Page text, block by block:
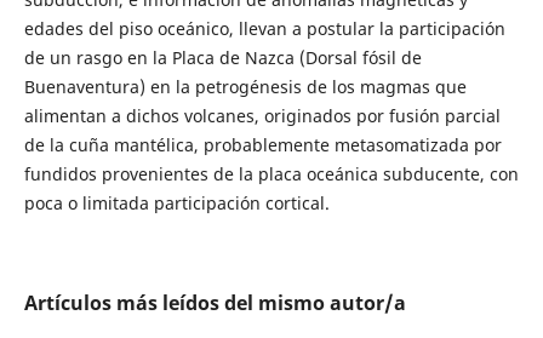
edades del piso oceánico, llevan a postular la participación
de un rasgo en la Placa de Nazca (Dorsal fósil de
Buenaventura) en la petrogénesis de los magmas que
alimentan a dichos volcanes, originados por fusión parcial
de la cuña mantélica, probablemente metasomatizada por
fundidos provenientes de la placa oceánica subducente, con
poca o limitada participación cortical.
Artículos más leídos del mismo autor/a